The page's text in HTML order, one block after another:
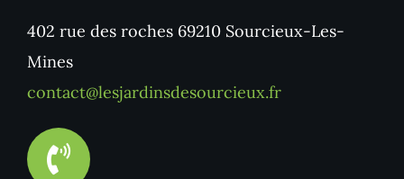
402 rue des roches 69210 Sourcieux-Les-
Mines
contact@lesjardinsdesourcieux.fr